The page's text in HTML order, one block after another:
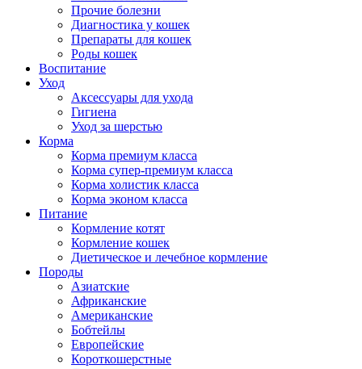
Прочие болезни
Диагностика у кошек
Препараты для кошек
Роды кошек
Воспитание
Уход
Аксессуары для ухода
Гигиена
Уход за шерстью
Корма
Корма премиум класса
Корма супер-премиум класса
Корма холистик класса
Корма эконом класса
Питание
Кормление котят
Кормление кошек
Диетическое и лечебное кормление
Породы
Азиатские
Африканские
Американские
Бобтейлы
Европейские
Короткошерстные